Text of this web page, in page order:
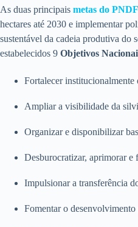
As duas principais metas do PNDF
hectares até 2030 e implementar
sustentável da cadeia produtiva do
estabelecidos 9 Objetivos
Fortalecer institucionalmente
Ampliar a visibilidade da
Organizar e disponibilizar
Desburocratizar, aprimorar e
Impulsionar a transferência
Fomentar o